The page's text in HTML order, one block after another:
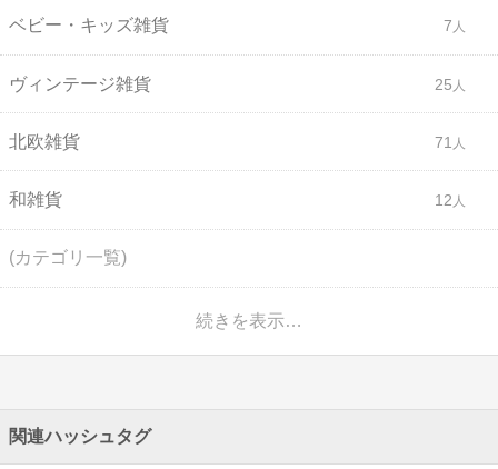
ベビー・キッズ雑貨 7
ヴィンテージ雑貨 25
北欧雑貨 71
和雑貨 12
(カテゴリ一覧)
続きを表示…
関連ハッシュタグ